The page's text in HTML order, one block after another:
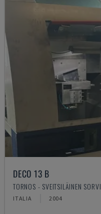
DECO 13 B
TORNOS - SVEITSILÄINEN SORVI
ITALIA 2004